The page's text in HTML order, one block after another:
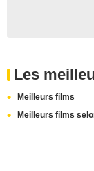
Les
Meilleurs films
Meilleurs films